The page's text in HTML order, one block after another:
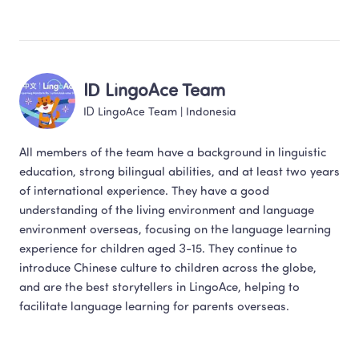
ID LingoAce Team
ID LingoAce Team Indonesia
All members of the team have a background in linguistic
education, strong bilingual abilities, and at least two years
of international experience. They have a good
understanding of the living environment and language
environment overseas, focusing on the language learning
experience for children aged 3-15. They continue to
introduce Chinese culture to children across the globe,
and are the best storytellers in LingoAce, helping to
facilitate language learning for parents overseas.​